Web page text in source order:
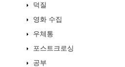
덕질
영화 수집
우체통
포스트크로싱
공부